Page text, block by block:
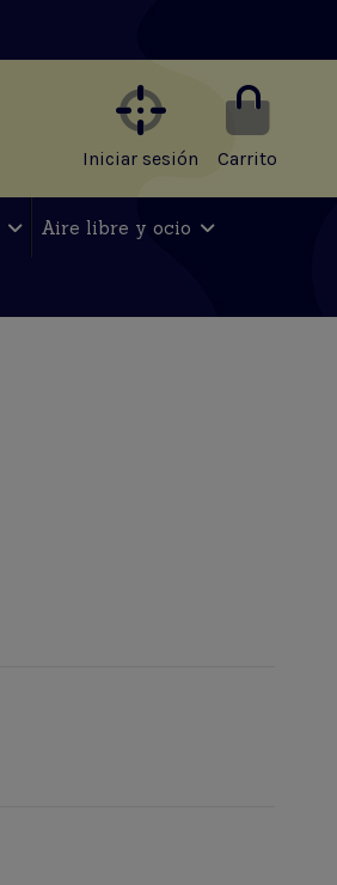
Iniciar sesión Carrito
Aire libre y ocio